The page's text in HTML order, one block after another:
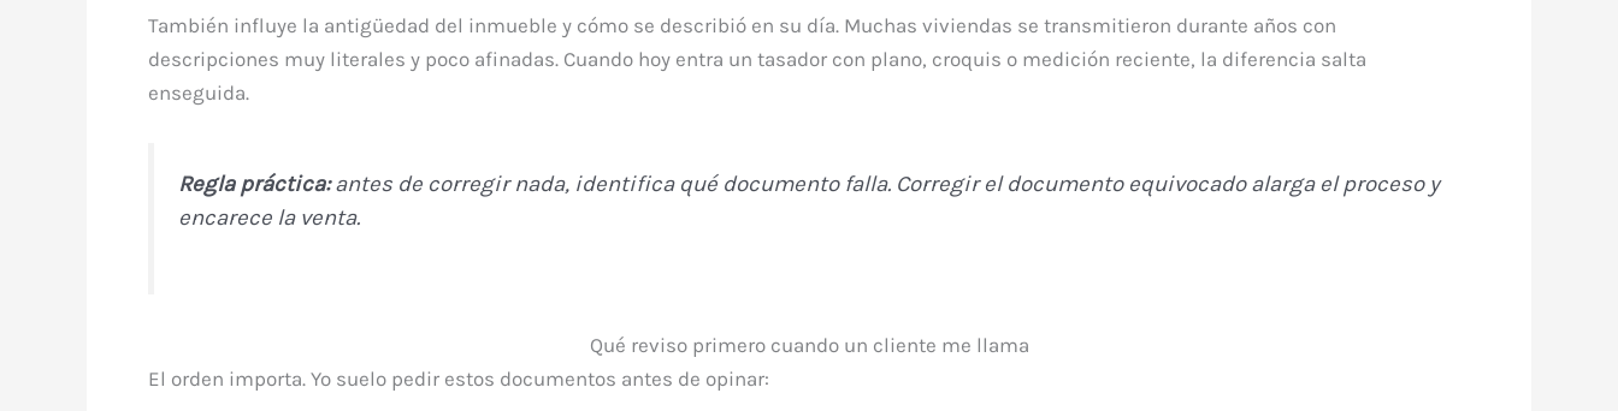
También influye la antigüedad del inmueble y cómo se describió en su día. Muchas viviendas se transmitieron durante años con
descripciones muy literales y poco afinadas. Cuando hoy entra un tasador con plano, croquis o medición reciente, la diferencia salta
enseguida.
Regla práctica:antes de corregir nada, identifica qué documento falla. Corregir el documento equivocado alarga el proceso y
encarece la venta.
Qué reviso primero cuando un cliente me llama
El orden importa. Yo suelo pedir estos documentos antes de opinar: